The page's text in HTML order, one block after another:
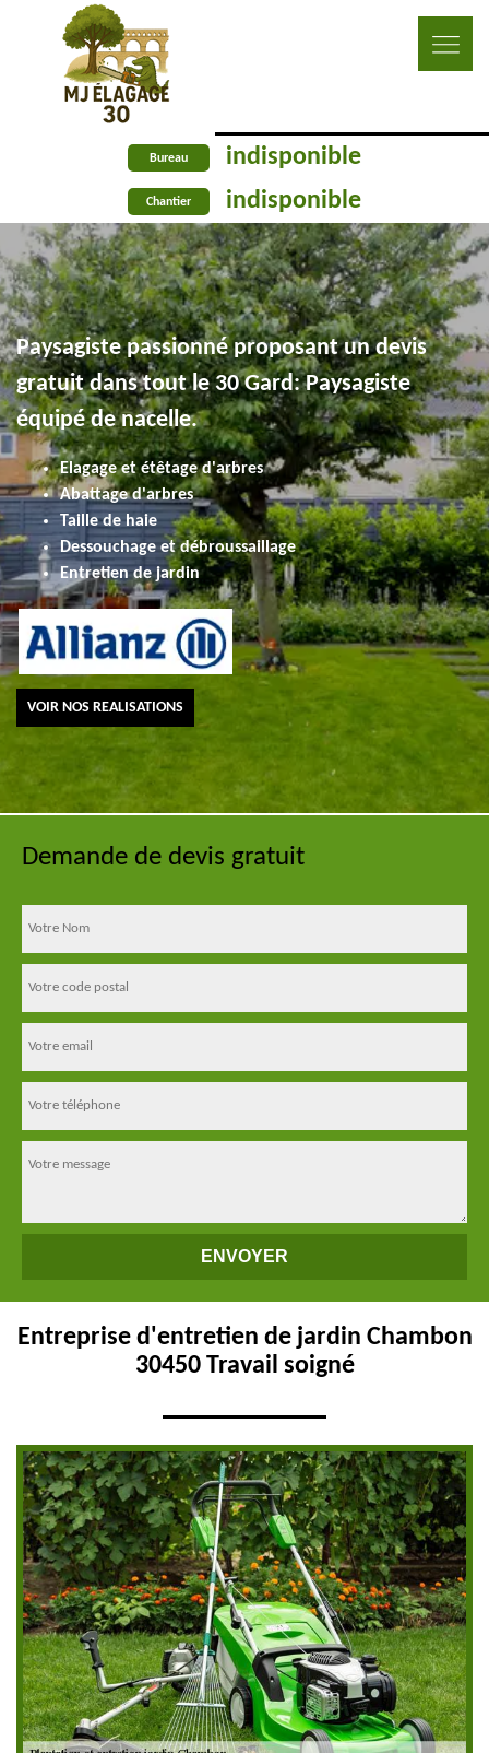
Bureau indisponible
Chantier indisponible
Paysagiste passionné proposant un devis
gratuit dans tout le 30 Gard: Paysagiste
équipé de nacelle.
Elagage et étêtage d'arbres
Abattage d'arbres
Taille de haie
Dessouchage et débroussaillage
Entretien de jardin
VOIR NOS REALISATIONS
Demande de devis gratuit
Entreprise d'entretien de jardin Chambon
30450 Travail soigné